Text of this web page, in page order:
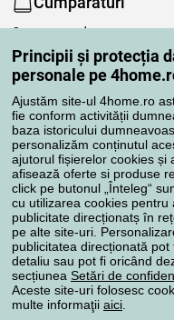
Principii și protecția
personale pe
Ajustăm site-ul 4home.ro
fie conform activității
baza istoricului
personalizăm conținutul
ajutorul fișierelor cookies și
afisează oferte si produse
click pe butonul „Înteleg“
cu utilizarea cookies pentru
publicitate direcționatș în
pe alte site-uri.
publicitatea direcționată pot
detaliu sau pot fi oricând
secțiunea Setări de
Aceste site-uri folosesc
multe informaţii aici
Cum comand
Programul de fidelitate
Modalităţi şi tarife transport
Modalităţi de plată
De ce să cumpăraţi de la noi
Setările de confidențialitate
Termeni şi condiţii
Îngrijirea așternuturilor
Comenzile
Contul meu
Revizuirea comenzilor
Reclamaţii
Retragere de la contract